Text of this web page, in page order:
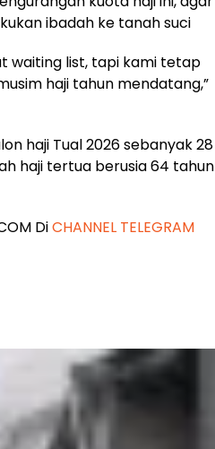
ibadah ke tanah suci
waiting list, tapi kami tetap
haji tahun mendatang,”
haji Tual 2026 sebanyak 28
haji tertua berusia 64 tahun
DiCHANNEL TELEGRAM